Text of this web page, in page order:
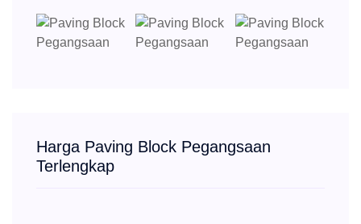
Harga Paving Block Pegangsaan
Terlengkap